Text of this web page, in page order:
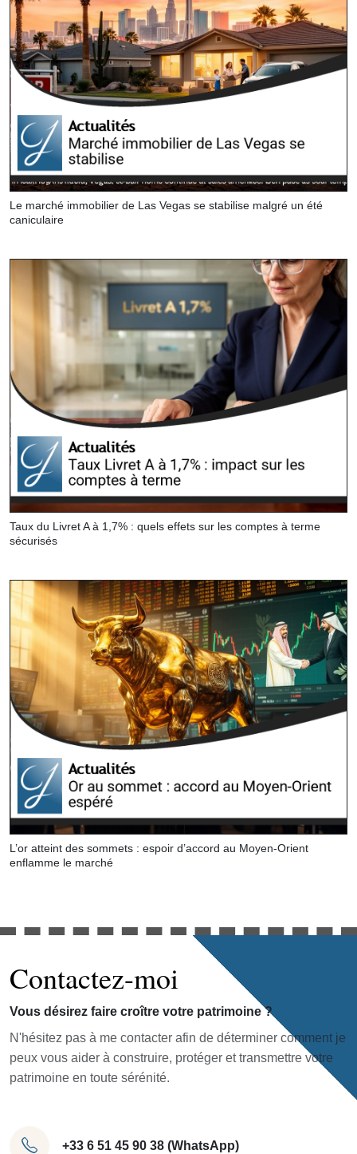
Le marché immobilier de Las Vegas se stabilise malgré un été
caniculaire
Taux du Livret A à 1,7% : quels effets sur les comptes à terme
sécurisés
L’or atteint des sommets : espoir d’accord au Moyen-Orient
enflamme le marché
Contactez-moi
Vous désirez faire croître votre patrimoine ?
N'hésitez pas à me contacter afin de déterminer comment je
peux vous aider à construire, protéger et transmettre votre
patrimoine en toute sérénité.
+33 6 51 45 90 38 (WhatsApp)